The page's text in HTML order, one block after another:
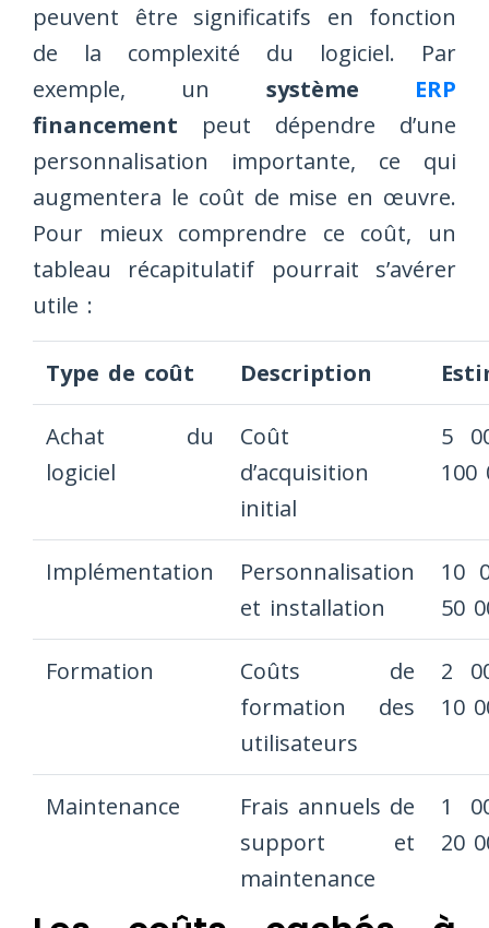
peuvent être significatifs en fonction
de la complexité du logiciel. Par
exemple, un système ERP
financement peut dépendre d’une
personnalisation importante, ce qui
augmentera le coût de mise en œuvre.
Pour mieux comprendre ce coût, un
tableau récapitulatif pourrait s’avérer
utile :
Type de coût Description
Achat du
logiciel
Coût
d’acquisition
initial
5
100
Implémentation
Personnalisation
et installation
10
50
Formation
Coûts de
formation des
utilisateurs
2
10
Maintenance
Frais annuels de
support et
maintenance
1
20